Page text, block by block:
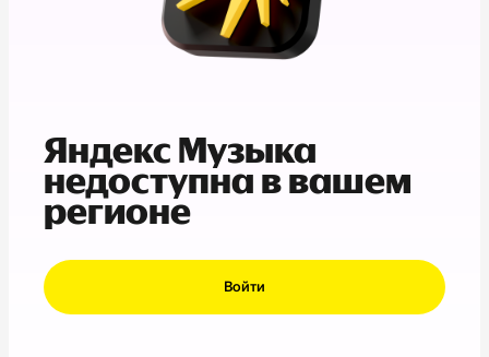
Яндекс Музыка
недоступна в вашем
регионе
Войти